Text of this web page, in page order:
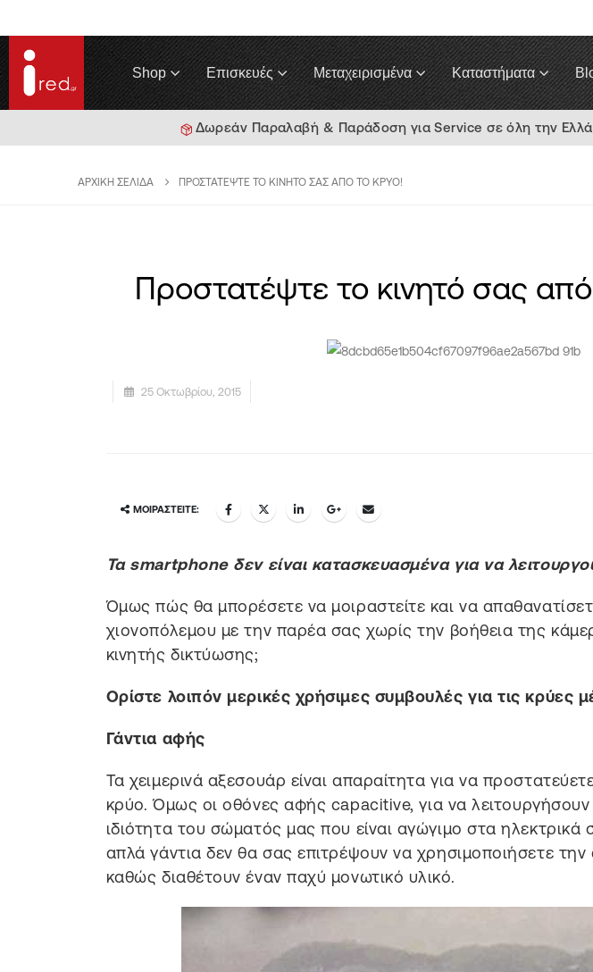
Shop Επισκευές Μεταχειρισμένα Καταστήματα
Δωρεάν Παραλαβή & Παράδοση για Service σε όλη την
ΑΡΧΙΚΉ ΣΕΛΊΔΑ ΠΡΟΣΤΑΤΈΨΤΕ ΤΟ ΚΙΝΗΤΌ ΣΑΣ ΑΠΌ ΤΟ ΚΡΎΟ!
Προστατέψτε το κινητό σας
25 Οκτωβρίου, 2015
ΜΟΙΡΑΣΤΕΊΤΕ:
Τα smartphone δεν είναι κατασκευασμένα για να
Όμως πώς θα μπορέσετε να μοιραστείτε και να
χιονοπόλεμου με την παρέα σας χωρίς την βοήθεια της
κινητής δικτύωσης;
Ορίστε λοιπόν μερικές χρήσιμες συμβουλές για τις κρύες
Γάντια αφής
Τα χειμερινά αξεσουάρ είναι απαραίτητα για να
κρύο. Όμως οι οθόνες αφής capacitive, για να
ιδιότητα του σώματός μας που είναι αγώγιμο στα ηλεκτρικά
απλά γάντια δεν θα σας επιτρέψουν να χρησιμοποιήσετε
καθώς διαθέτουν έναν παχύ μονωτικό υλικό.